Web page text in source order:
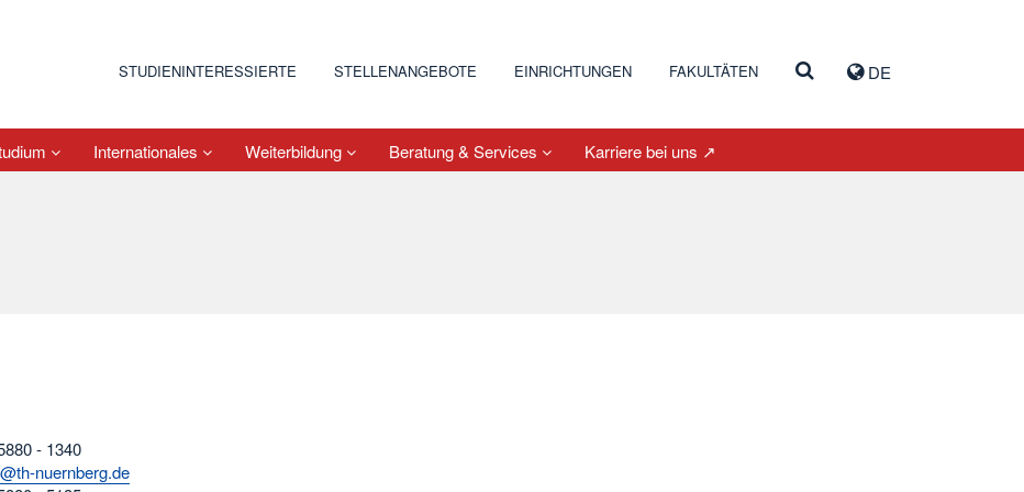
DE
STUDIENINTERESSIERTE STELLENANGEBOTE EINRICHTUNGEN FAKULTÄTEN
Internationales Weiterbildung Beratung & Services Karriere bei uns ↗
- 1340
nuernberg.de